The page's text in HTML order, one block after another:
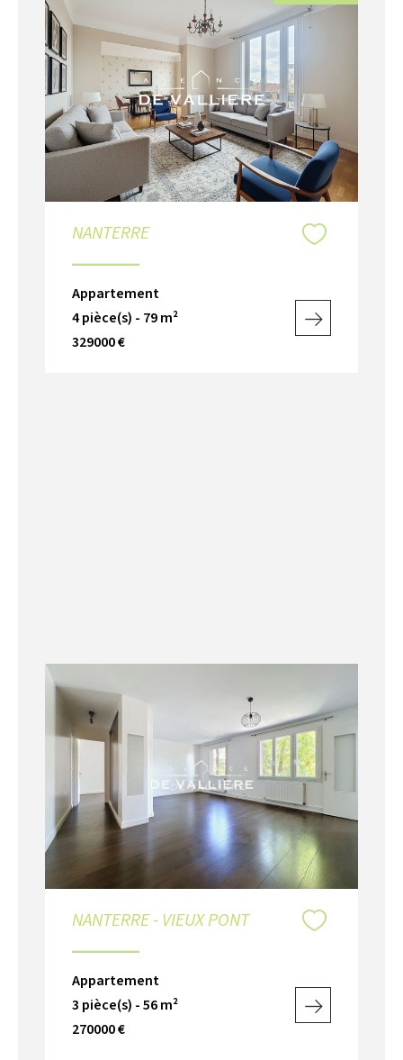
NANTERRE
Appartement
4 pièce(s) - 79 m²
329000 €
NANTERRE - VIEUX PONT
Appartement
3 pièce(s) - 56 m²
270000 €